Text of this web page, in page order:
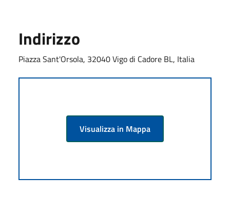
Indirizzo
Piazza Sant'Orsola, 32040 Vigo di Cadore BL, Italia
Visualizza in Mappa